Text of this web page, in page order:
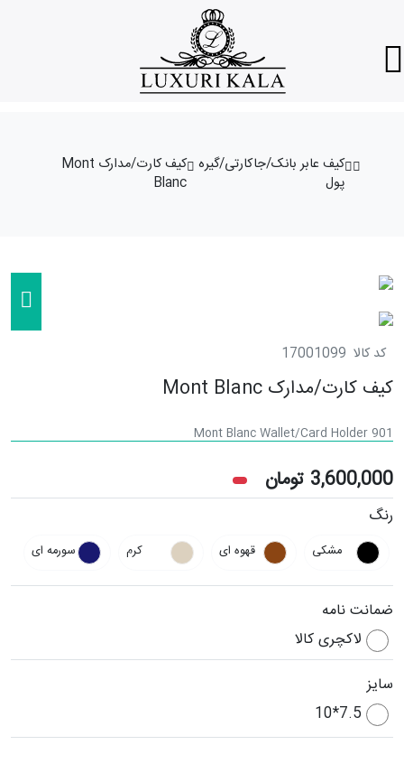
کیف عابر بانک/جاکارتی/گیره
پول
کیف کارت/مدارک Mont
Blanc
کد کالا 17001099
کیف کارت/مدارک Mont Blanc
Mont Blanc Wallet/Card Holder 901
3,600,000 تومان
رنگ
مشکی قهوه ای کرم سورمه ای
ضمانت نامه
لاکچری کالا
سایز
7.5*10